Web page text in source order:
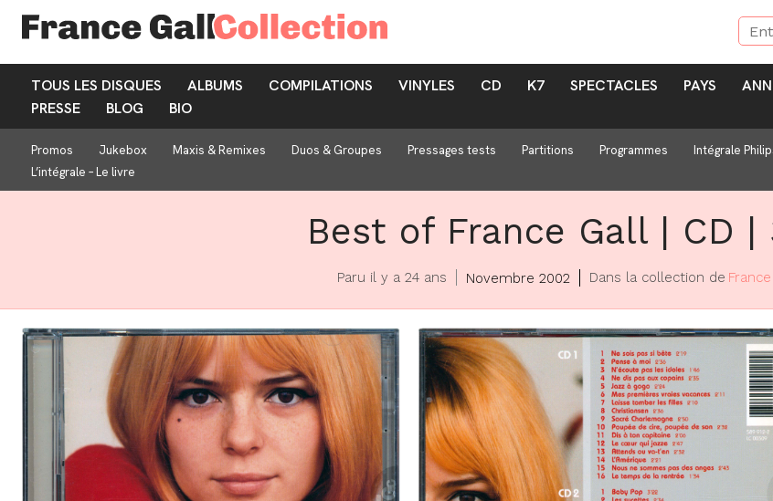
TOUS LES DISQUES ALBUMS COMPILATIONS VINYLES CD K7 SPECTACLES PAYS
PRESSE
BLOG BIO
Promos Jukebox Maxis & Remixes Duos & Groupes Pressages tests Partitions Programmes Intégrale
L’intégrale – Le livre
Best of France Gall | CD
Paru il y a 24 ans Novembre 2002 Dans la collection de